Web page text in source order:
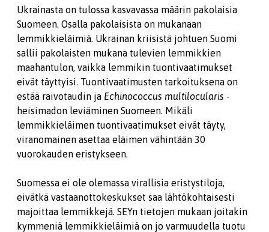
Ukrainasta on tulossa kasvavassa määrin pakolaisia
Suomeen. Osalla pakolaisista on mukanaan
lemmikkieläimiä. Ukrainan kriisistä johtuen Suomi
sallii pakolaisten mukana tulevien lemmikkien
maahantulon, vaikka lemmikin tuontivaatimukset
eivät täyttyisi. Tuontivaatimusten tarkoituksena on
estää raivotaudin ja Echinococcus multilocularis -
heisimadon leviäminen Suomeen. Mikäli
lemmikkieläimen tuontivaatimukset eivät täyty,
viranomainen asettaa eläimen vähintään 30
vuorokauden eristykseen.
Suomessa ei ole olemassa virallisia eristystiloja,
eivätkä vastaanottokeskukset saa lähtökohtaisesti
majoittaa lemmikkejä. SEYn tietojen mukaan joitakin
kymmeniä lemmikkieläimiä on jo varmuudella tuotu